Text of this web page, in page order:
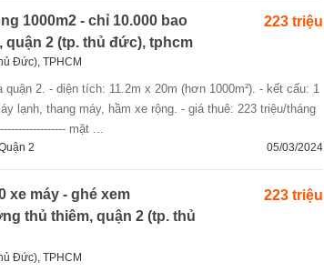
223 triệu
1000m2 - chỉ 10.000 bao
2 (tp. thủ đức), tphcm
Đức), TPHCM
lạnh, thang máy, hầm xe rộng. - giá thuê: 223 triệu/tháng
mặt ...
2 05/03/2024
223 triệu
xe máy - ghé xem
thủ thiêm, quận 2 (tp. thủ
Đức), TPHCM